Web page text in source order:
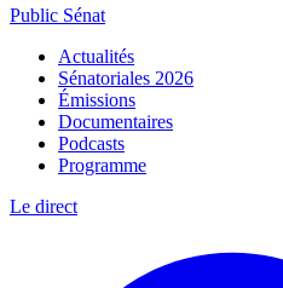
Public Sénat
Actualités
Sénatoriales 2026
Émissions
Documentaires
Podcasts
Programme
Le direct